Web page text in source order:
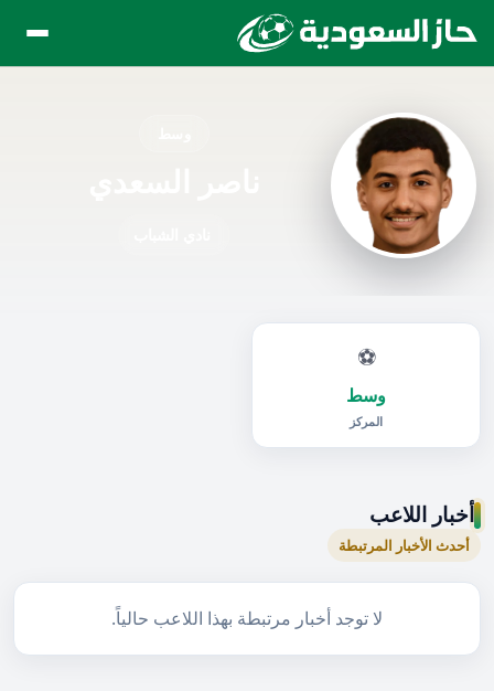
⚽
وسط
المركز
أخبار اللاعب
أحدث الأخبار المرتبطة
لا توجد أخبار مرتبطة بهذا اللاعب حالياً.